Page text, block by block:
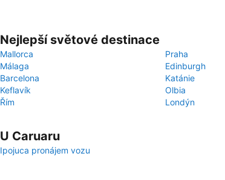
Nejlepší světové destinace
Mallorca
Praha
Málaga
Edinburgh
Barcelona
Katánie
Keflavík
Olbia
Řím
Londýn
U Caruaru
Ipojuca pronájem vozu